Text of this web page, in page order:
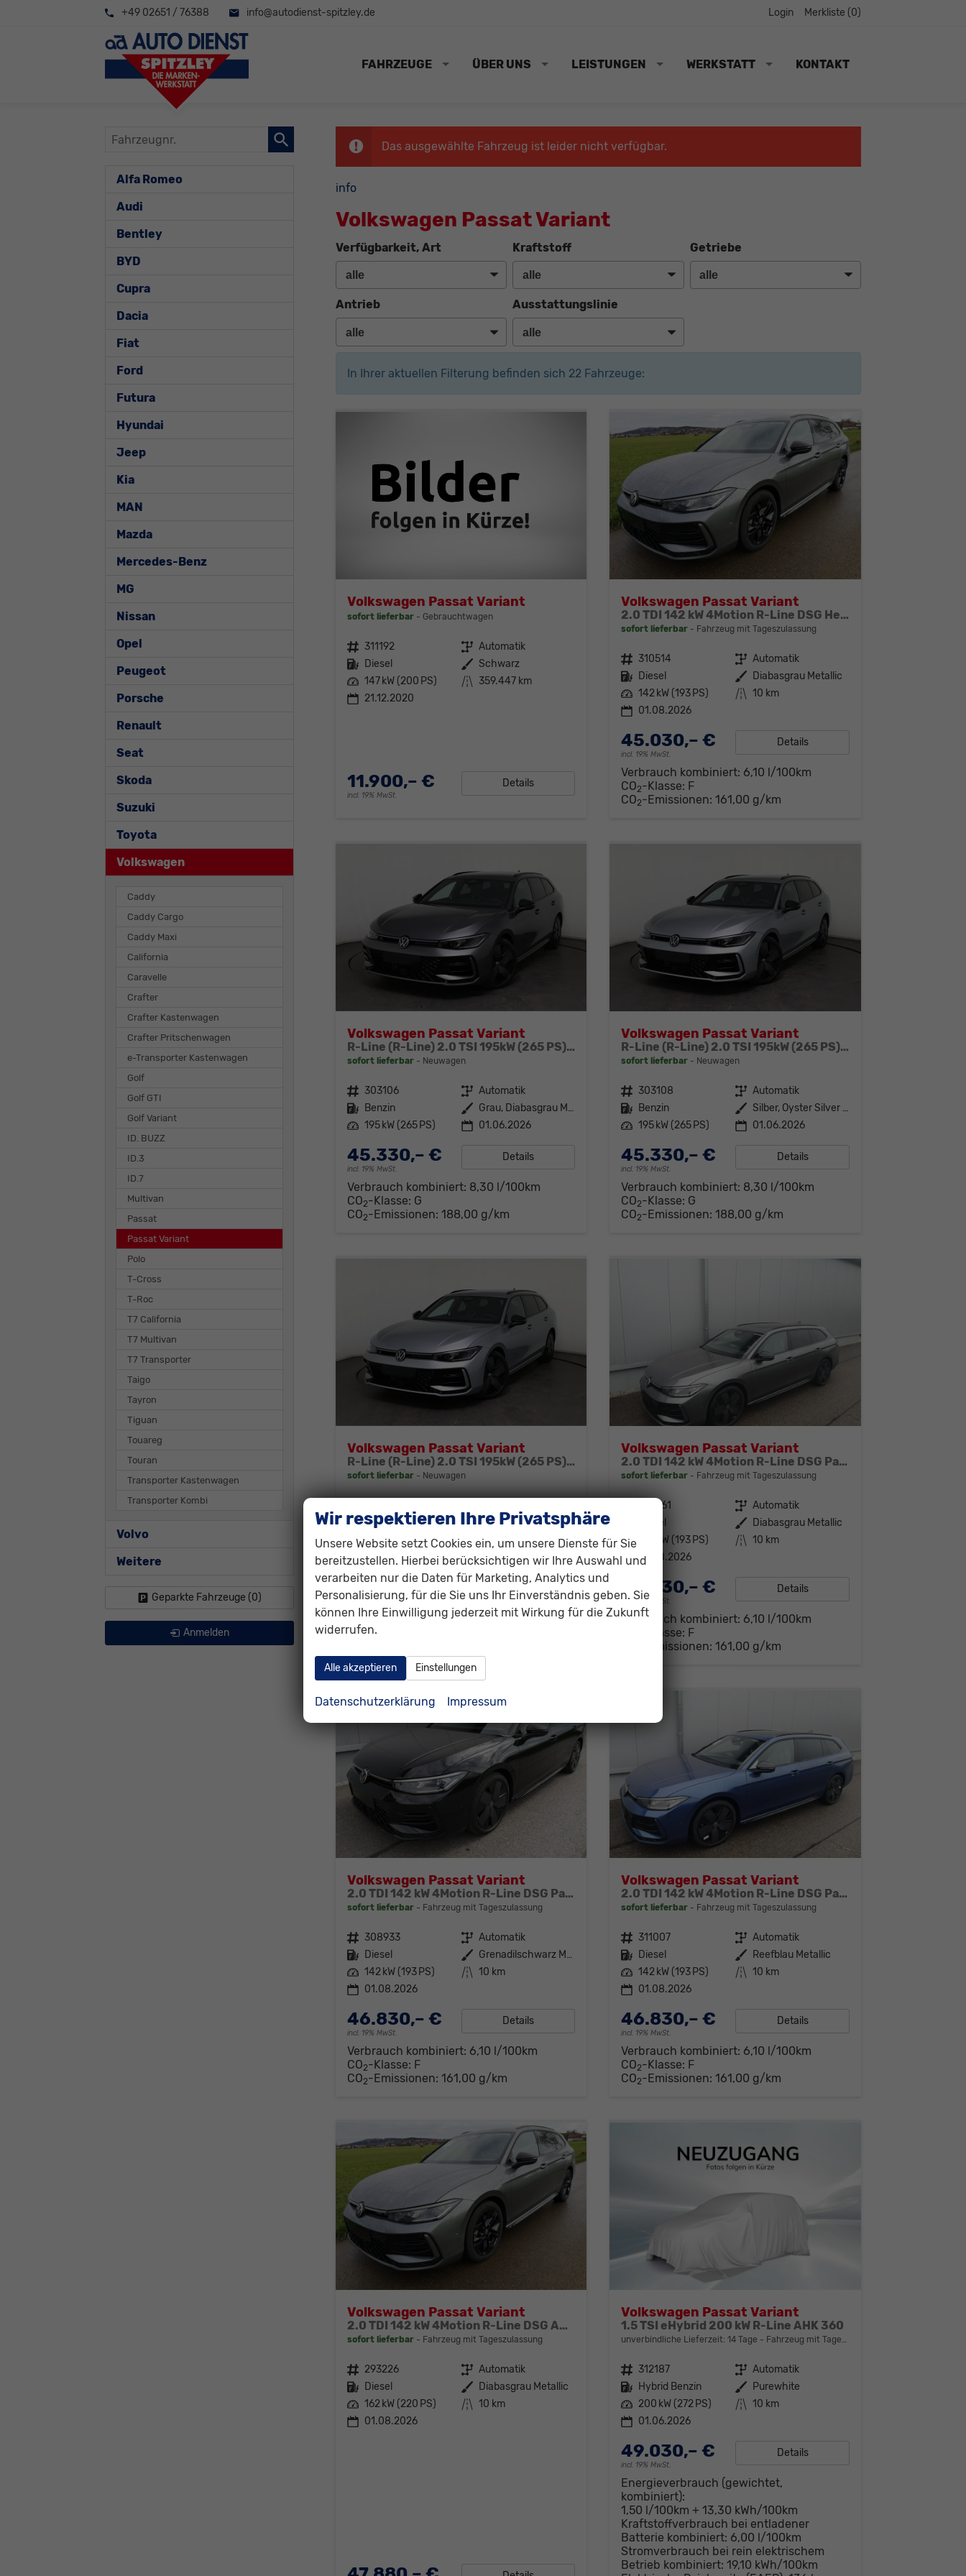
+49 02651 / 76388 info@autodienst-spitzley.de Login Merkliste (0)
FAHRZEUGE ÜBER UNS LEISTUNGEN WERKSTATT KONTAKT
Das ausgewählte Fahrzeug ist leider nicht verfügbar.
info
Volkswagen Passat Variant
Verfügbarkeit, Art Kraftstoff Getriebe
Antrieb Ausstattungslinie
In Ihrer aktuellen Filterung befinden sich 22Fahrzeuge:
Volkswagen Passat Variant
sofort lieferbar Gebrauchtwagen
Fahrzeugnr. 311192 Getriebe Automatik
Kraftstoff Diesel Außenfarbe Schwarz
Leistung 147 kW (200 PS) Kilometerstand 359.447 km
21.12.2020
11.900,– €
incl. 19% MwSt.
Details
Volkswagen Passat Variant
2.0 TDI 142 kW 4Motion R-Line DSG Head Up AHK Navi
sofort lieferbar Fahrzeug mit Tageszulassung
Fahrzeugnr. 310514 Getriebe Automatik
Kraftstoff Diesel Außenfarbe Diabasgrau Metallic
Leistung 142 kW (193 PS) Kilometerstand 10 km
01.08.2026
45.030,– €
incl. 19% MwSt.
Details
Verbrauch kombiniert: 6,10 l/100km
CO2-Klasse: F
CO2-Emissionen:161,00 g/km
Volkswagen Passat Variant
R-Line (R-Line) 2.0 TSI 195kW (265 PS) 7-Gang DSG 4MOTION
sofort lieferbar Neuwagen
Fahrzeugnr. 303106 Getriebe Automatik
Kraftstoff Benzin Außenfarbe
Grau, Diabasgrau Metallic (5X)
Leistung 195 kW (265 PS) 01.06.2026
45.330,– €
incl. 19% MwSt.
Details
Verbrauch kombiniert: 8,30 l/100km
CO2-Klasse: G
CO2-Emissionen: 188,00 g/km
Volkswagen Passat Variant
R-Line (R-Line) 2.0 TSI 195kW (265 PS) 7-Gang DSG 4MOTION
sofort lieferbar Neuwagen
Fahrzeugnr. 303108 Getriebe Automatik
Kraftstoff Benzin Außenfarbe
Silber, Oyster Silver (F0)
Leistung 195 kW (265 PS) 01.06.2026
45.330,– €
incl. 19% MwSt.
Details
Verbrauch kombiniert: 8,30 l/100km
CO2-Klasse: G
CO2-Emissionen:188,00 g/km
Volkswagen Passat Variant
R-Line (R-Line) 2.0 TSI 195kW (265 PS) 7-Gang DSG 4MOTION
sofort lieferbar Neuwagen
Kraftstoff Benzin Außenfarbe
Silber, Oyster Silver (F0)
Leistung 195 kW (265 PS) 01.06.2026
45.330,– €
incl. 19% MwSt.
Details
Verbrauch kombiniert:8,30 l/100km
CO2-Klasse:
Volkswagen Passat Variant
2.0 TDI 142 kW 4Motion R-Line DSG Pano 19 Zoll Head Up AHK Navi
sofort lieferbar Fahrzeug mit Tageszulassung
293361 Getriebe Automatik
Diesel Außenfarbe Diabasgrau Metallic
Leistung
142 kW (193 PS) Kilometerstand 10 km
01.08.2026
46.830,– €
incl. 19% MwSt.
Details
Verbrauch kombiniert: 6,10 l/100km
-Klasse: F
-Emissionen:161,00 g/km
Volkswagen Passat Variant
2.0 TDI 142 kW 4Motion R-Line DSG Pano 19 Zoll Head Up AHK Navi
sofort lieferbar Fahrzeug mit Tageszulassung
Fahrzeugnr. 308933 Getriebe Automatik
Kraftstoff Diesel Außenfarbe
Grenadilschwarz Metallic
Leistung 142 kW (193 PS) Kilometerstand 10 km
01.08.2026
46.830,– €
incl. 19% MwSt.
Details
Verbrauch kombiniert: 6,10 l/100km
CO2-Klasse: F
CO2-Emissionen: 161,00 g/km
Volkswagen Passat Variant
2.0 TDI 142 kW 4Motion R-Line DSG Pano 19 Zoll Head Up AHK Navi
sofort lieferbar Fahrzeug mit Tageszulassung
Fahrzeugnr. 311007 Getriebe Automatik
Kraftstoff Diesel Außenfarbe Reefblau Metallic
Leistung 142 kW (193 PS) Kilometerstand 10 km
01.08.2026
46.830,– €
incl. 19% MwSt.
Details
Verbrauch kombiniert: 6,10 l/100km
CO2-Klasse: F
CO2-Emissionen:161,00 g/km
Volkswagen Passat Variant
2.0 TDI 142 kW 4Motion R-Line DSG ABT Head Up AHK Navi
sofort lieferbar Fahrzeug mit Tageszulassung
Fahrzeugnr. 293226 Getriebe Automatik
Kraftstoff Diesel Außenfarbe Diabasgrau Metallic
Leistung 162 kW (220 PS) Kilometerstand 10 km
01.08.2026
Volkswagen Passat Variant
1.5 TSI eHybrid 200 kW R-Line AHK 360
unverbindliche Lieferzeit:14 Tage Fahrzeug mit Tageszulassung
Fahrzeugnr. 312187 Getriebe Automatik
Kraftstoff Hybrid Benzin Außenfarbe Purewhite
Leistung 200 kW (272 PS) Kilometerstand 10 km
01.06.2026
49.030,– €
incl. 19% MwSt.
Details
Energieverbrauch (gewichtet,
kombiniert):
1,50 l/100km + 13,30 kWh/100km
Kraftstoffverbrauch bei entladener
Batterie kombiniert: 6,00 l/100km
Stromverbrauch bei rein elektrischem
Betrieb kombiniert: 19,10 kWh/100km
Fahrzeugnr.
Alfa Romeo
Audi
Bentley
BYD
Cupra
Dacia
Fiat
Ford
Futura
Hyundai
Jeep
Kia
MAN
Mazda
Mercedes-Benz
MG
Nissan
Opel
Peugeot
Porsche
Renault
Seat
Skoda
Suzuki
Toyota
Volkswagen
Caddy
Caddy Cargo
Caddy Maxi
California
Caravelle
Crafter
Crafter Kastenwagen
Crafter Pritschenwagen
e-Transporter Kastenwagen
Golf
Golf GTI
Golf Variant
ID. BUZZ
ID.3
ID.7
Multivan
Passat
Passat Variant
Polo
T-Cross
T-Roc
T7 California
T7 Multivan
T7 Transporter
Taigo
Tayron
Tiguan
Touareg
Touran
Transporter Kastenwagen
Transporter Kombi
Volvo
Weitere
Geparkte Fahrzeuge (0)
Anmelden
Wir respektieren Ihre Privatsphäre
Unsere Website setzt Cookies ein, um unsere Dienste für Sie
bereitzustellen. Hierbei berücksichtigen wir Ihre Auswahl und
verarbeiten nur die Daten für Marketing, Analytics und
Personalisierung, für die Sie uns Ihr Einverständnis geben. Sie
können Ihre Einwilligung jederzeit mit Wirkung für die Zukunft
widerrufen.
Alle akzeptieren Einstellungen
Datenschutzerklärung Impressum